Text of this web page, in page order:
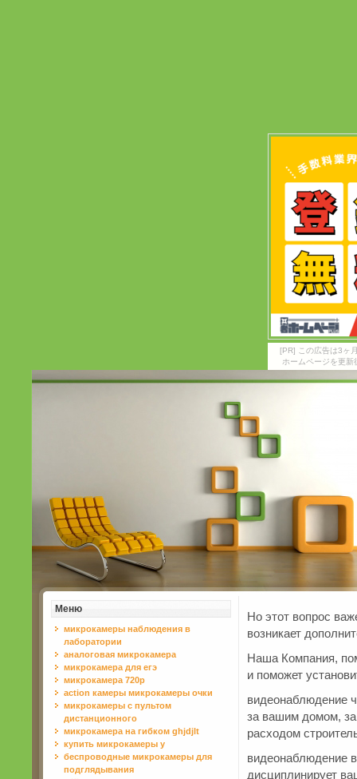
[PR] この広告は3ヶ
ホームページを更
Меню
микрокамеры наблюдения в
лаборатории
аналоговая микрокамера
микрокамера для егэ
микрокамера 720p
action камеры микрокамеры очки
микрокамеры с пультом
дистанционного
микрокамера на гибком ghjdjlt
купить микрокамеры у
беспроводные микрокамеры для
подглядывания
Но этот вопрос
возникает
Наша Компания,
и поможет
видеонаблюдение
за вашим домом, за
расходом
видеонаблюдение
дисциплинирует